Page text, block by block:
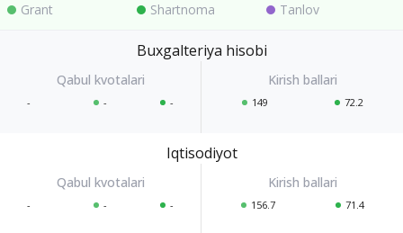
Grant Shartnoma Tanlov
Buxgalteriya hisobi
- - - 149 72.2
Iqtisodiyot
- - - 156.7 71.4